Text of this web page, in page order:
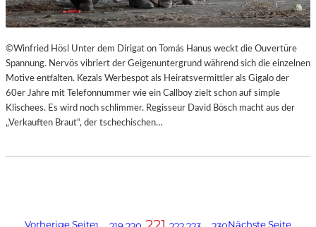
©Winfried Hösl Unter dem Dirigat on Tomás Hanus weckt die Ouvertüre
Spannung. Nervös vibriert der Geigenuntergrund während sich die einzelnen
Motive entfalten. Kezals Werbespot als Heiratsvermittler als Gigalo der
60er Jahre mit Telefonnummer wie ein Callboy zielt schon auf simple
Klischees. Es wird noch schlimmer. Regisseur David Bösch macht aus der
„Verkauften Braut“, der tschechischen…
Vorherige Seite Nächste Seite